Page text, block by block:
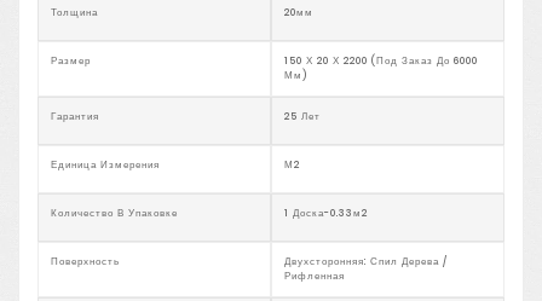
Толщина 20мм
Размер
150 Х 20 Х 2200 (под Заказ До 6000
Мм)
Гарантия 25 Лет
Единица Измерения М2
Количество В Упаковке 1 Доска-0.33м2
Поверхность
Двухсторонняя: Спил Дерева /
Рифленная